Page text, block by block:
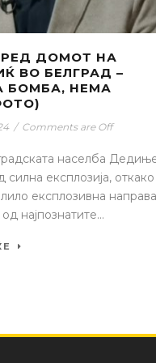
ДОМОТ НА
ВО БЕЛГРАД –
БОМБА, НЕМА
/ Comments are Off
населба
експлозија, откако
експлозивна направа
најпознатите...